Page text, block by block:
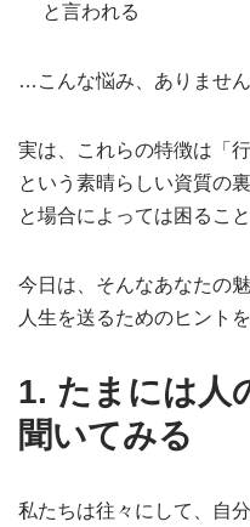
と言われる
…こんな悩み、ありませ
実は、これらの特徴は「
という素晴らしい資質の
と場合によっては困るこ
今日は、そんなあなたの
人生を送るためのヒント
1. たまには人
聞いてみる
私たちは往々にして、自